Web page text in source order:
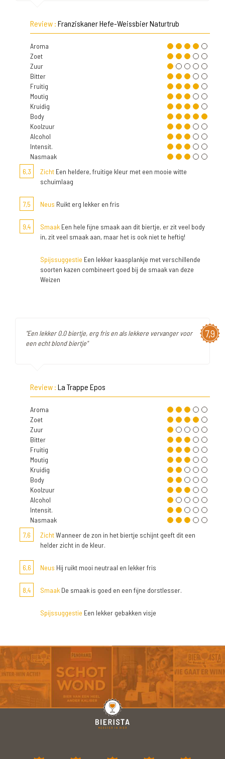
Review : Franziskaner Hefe-Weissbier Naturtrub
Aroma
Zoet
Zuur
Bitter
Fruitig
Moutig
Kruidig
Body
Koolzuur
Alcohol
Intensit.
Nasmaak
6,3
Zicht Een heldere, fruitige kleur met een mooie witte
schuimlaag
7,5 Neus Ruikt erg lekker en fris
9,4 Smaak Een hele fijne smaak aan dit biertje, er zit veel body
in, zit veel smaak aan, maar het is ook niet te heftig!
Spijssuggestie Een lekker kaasplankje met verschillende
soorten kazen combineert goed bij de smaak van deze
Weizen
7,9
"Een lekker 0.0 biertje, erg fris en als lekkere vervanger voor
een echt blond biertje"
Review : La Trappe Epos
Aroma
Zoet
Zuur
Bitter
Fruitig
Moutig
Kruidig
Body
Koolzuur
Alcohol
Intensit.
Nasmaak
7,6
ZichtWanneer de zon in het biertje schijnt geeft dit een
helder zicht in de kleur.
6,6 Neus Hij ruikt mooi neutraal en lekker fris
8,4 Smaak De smaak is goed en een fijne dorstlesser.
Spijssuggestie Een lekker gebakken visje